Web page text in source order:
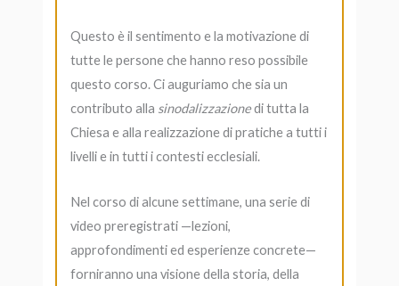
Questo è il sentimento e la motivazione di
tutte le persone che hanno reso possibile
questo corso. Ci auguriamo che sia un
contributo alla sinodalizzazionedi tutta la
Chiesa e alla realizzazione di pratiche a tutti i
livelli e in tutti i contesti ecclesiali.
Nel corso di alcune settimane, una serie di
video preregistrati —lezioni,
approfondimenti ed esperienze concrete—
forniranno una visione della storia, della